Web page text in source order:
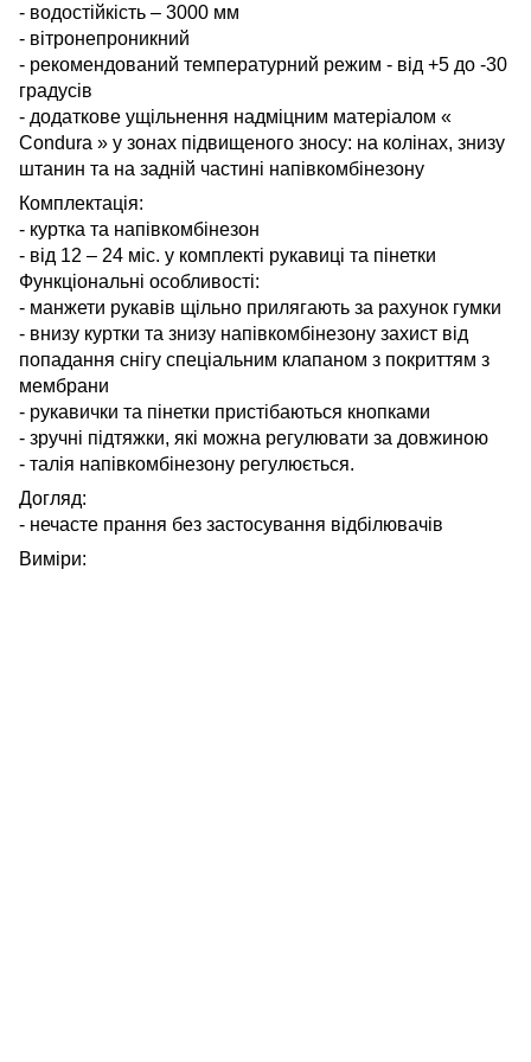
- водостійкість – 3000 мм
- вітронепроникний
- рекомендований температурний режим - від +5 до -30
градусів
- додаткове ущільнення надміцним матеріалом «
Condura » у зонах підвищеного зносу: на колінах, знизу
штанин та на задній частині напівкомбінезону
Комплектація:
- куртка та напівкомбінезон
- від 12 – 24 міс. у комплекті рукавиці та пінетки
Функціональні особливості:
- манжети рукавів щільно прилягають за рахунок гумки
- внизу куртки та знизу напівкомбінезону захист від
попадання снігу спеціальним клапаном з покриттям з
мембрани
- рукавички та пінетки пристібаються кнопками
- зручні підтяжки, які можна регулювати за довжиною
- талія напівкомбінезону регулюється.
Догляд:
- нечасте прання без застосування відбілювачів
Виміри: